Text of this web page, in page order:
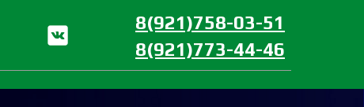
8(921)773-44-46
8(921)758-03-51